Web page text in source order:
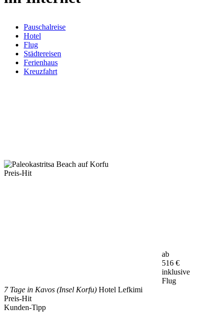
Pauschalreise
Hotel
Flug
Städtereisen
Ferienhaus
Kreuzfahrt
Preis-Hit
ab
516 €
inklusive
Flug
7 Tage in Kavos (Insel Korfu) Hotel Lefkimi
Preis-Hit
Kunden-Tipp